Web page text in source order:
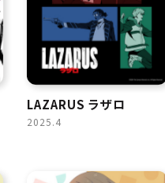
LAZARUS ラザロ
2025.4